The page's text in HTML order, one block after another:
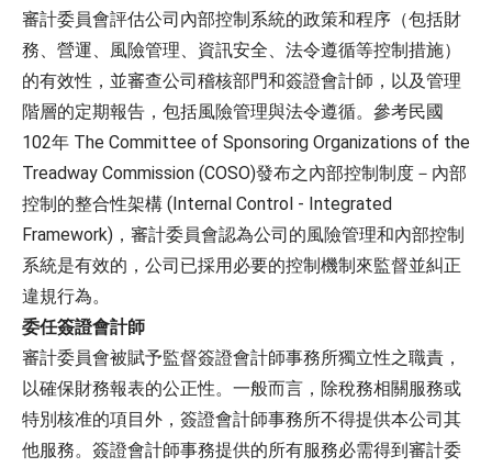
審計委員會評估公司內部控制系統的政策和程序（包括財
務、營運、風險管理、資訊安全、法令遵循等控制措施）
的有效性，並審查公司稽核部門和簽證會計師，以及管理
階層的定期報告，包括風險管理與法令遵循。參考民國
102年 The Committee of Sponsoring Organizations of the
Treadway Commission (COSO)發布之內部控制制度－內部
控制的整合性架構 (Internal Control - Integrated
Framework) ，審計委員會認為公司的風險管理和內部控制
系統是有效的，公司已採用必要的控制機制來監督並糾正
違規行為。
委任簽證會計師
審計委員會被賦予監督簽證會計師事務所獨立性之職責，
以確保財務報表的公正性。一般而言，除稅務相關服務或
特別核准的項目外，簽證會計師事務所不得提供本公司其
他服務。簽證會計師事務提供的所有服務必需得到審計委